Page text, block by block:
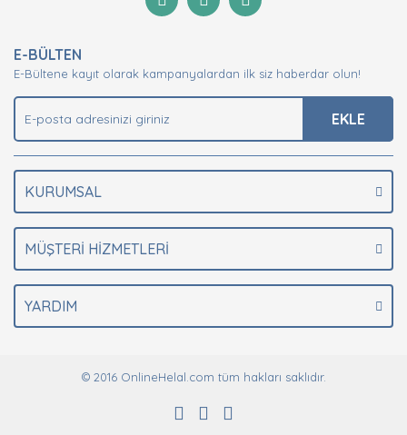
Yorum Yaz
Ürün açıklamasında eksik bilgiler bulunuyor.
Ürün bilgilerinde hatalar bulunuyor.
E-BÜLTEN
E-Bültene kayıt olarak kampanyalardan ilk siz haberdar olun!
EKLE
KURUMSAL
MÜŞTERİ HİZMETLERİ
YARDIM
© 2016 OnlineHelal.com tüm hakları saklıdır.